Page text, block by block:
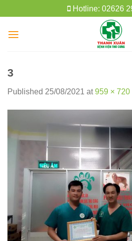
to
content
Hotline: 02626
3
Published 25/08/2021 at959 × 720